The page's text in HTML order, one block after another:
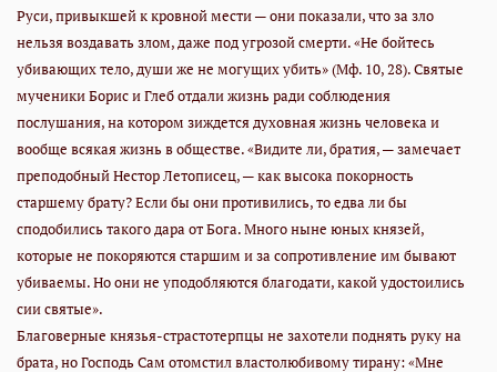
Руси, привыкшей к кровной мести — они показали, что за зло
нельзя воздавать злом, даже под угрозой смерти. «Не бойтесь
убивающих тело, души же не могущих убить» (Мф. 10, 28). Святые
мученики Борис и Глеб отдали жизнь ради соблюдения
послушания, на котором зиждется духовная жизнь человека и
вообще всякая жизнь в обществе. «Видите ли, братия, — замечает
преподобный Нестор Летописец, — как высока покорность
старшему брату? Если бы они противились, то едва ли бы
сподобились такого дара от Бога. Много ныне юных князей,
которые не покоряются старшим и за сопротивление им бывают
убиваемы. Но они не уподобляются благодати, какой удостоились
сии святые».
Благоверные князья-страстотерпцы не захотели поднять руку на
брата, но Господь Сам отомстил властолюбивому тирану: «Мне